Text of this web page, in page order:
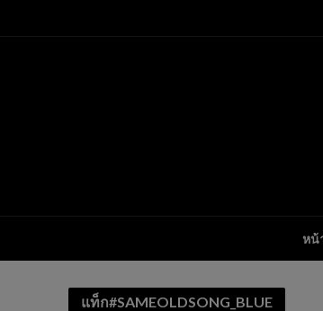
หน้
แท็ก#SAMEOLDSONG_BLUE